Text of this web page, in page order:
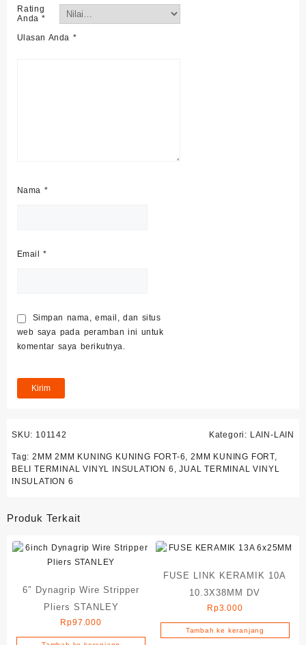
Rating
Anda *
Ulasan Anda *
Nama *
Email*
Simpan nama, email, dan situs
web saya pada peramban ini untuk
komentar saya berikutnya.
SKU: 101142 Kategori: LAIN-LAIN
Tag: 2MM 2MM KUNING KUNING FORT-6,2MM KUNING FORT,
BELI TERMINAL VINYL INSULATION 6 ,JUAL TERMINAL VINYL
INSULATION 6
Produk Terkait
6″ Dynagrip Wire Stripper
Pliers STANLEY
Rp97.000
FUSE LINK KERAMIK 10A
10.3X38MM DV
Rp3.000
Tambah ke keranjang